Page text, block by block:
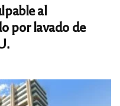
al
por lavado de